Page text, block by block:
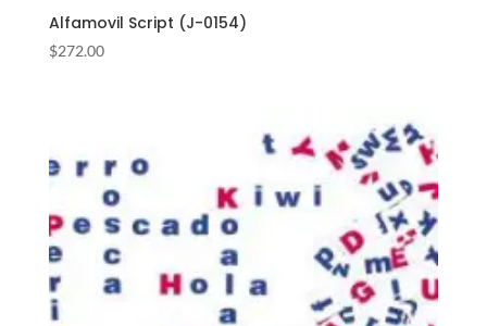
Alfamovil Script (J-0154)
$272.00